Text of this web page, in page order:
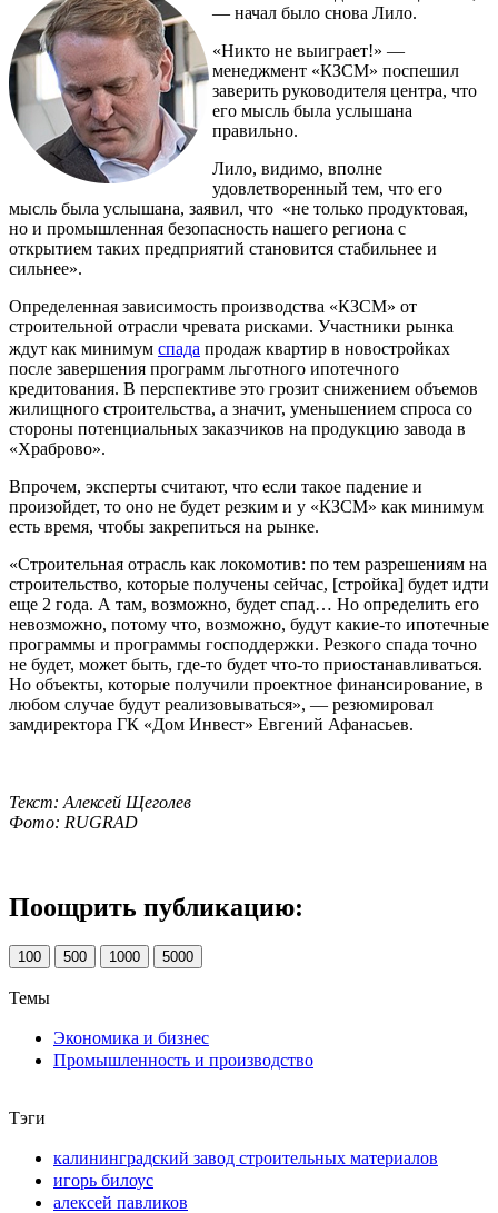
— начал было снова Лило.
«Никто не выиграет!» —
менеджмент «КЗСМ» поспешил
заверить руководителя центра, что
его мысль была услышана
правильно.
Лило, видимо, вполне
удовлетворенный тем, что его
мысль была услышана, заявил, что «не только продуктовая,
но и промышленная безопасность нашего региона с
открытием таких предприятий становится стабильнее и
сильнее».
Определенная зависимость производства «КЗСМ» от
строительной отрасли чревата рисками. Участники рынка
ждут как минимум спада продаж квартир в новостройках
после завершения программ льготного ипотечного
кредитования. В перспективе это грозит снижением объемов
жилищного строительства, а значит, уменьшением спроса со
стороны потенциальных заказчиков на продукцию завода в
«Храброво».
Впрочем, эксперты считают, что если такое падение и
произойдет, то оно не будет резким и у «КЗСМ» как минимум
есть время, чтобы закрепиться на рынке.
«Строительная отрасль как локомотив: по тем разрешениям на
строительство, которые получены сейчас, [стройка] будет идти
еще 2 года. А там, возможно, будет спад… Но определить его
невозможно, потому что, возможно, будут какие-то ипотечные
программы и программы господдержки. Резкого спада точно
не будет, может быть, где-то будет что-то приостанавливаться.
Но объекты, которые получили проектное финансирование, в
любом случае будут реализовываться», — резюмировал
замдиректора ГК «Дом Инвест» Евгений Афанасьев.
Текст: Алексей Щеголев
Фото: RUGRAD
Поощрить публикацию:
100 500 1000 5000
Темы
Экономика и бизнес
Промышленность и производство
Тэги
калининградский завод строительных материалов
игорь билоус
алексей павликов